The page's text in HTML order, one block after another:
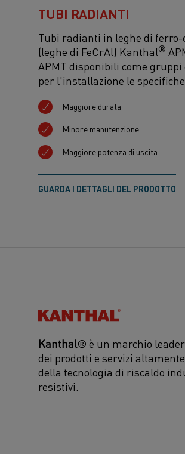
TUBI RADIANTI
Tubi radianti in leghe di
(leghe di FeCrAl) Kanthal®
APMT disponibili come
per l'installazione le
Maggiore durata
Minore manutenzione
Maggiore potenza di uscita
GUARDA I DETTAGLI DEL PRODOTTO
Kanthal®
Kanthal® è un marchio
dei prodotti e servizi
della tecnologia di riscaldo
resistivi.